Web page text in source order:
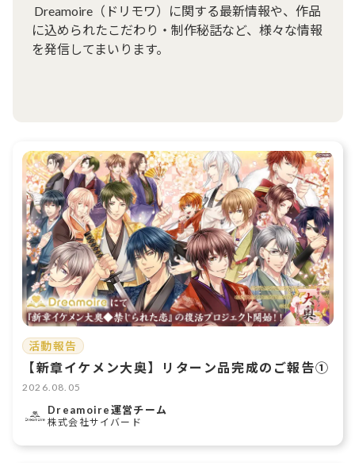
に込められたこだわり・制作秘話など、様々な情報
を発信してまいります。
活動報告
【新章イケメン大奥】リターン品完成のご報告①
2026.08.05
Dreamoire運営チーム
株式会社サイバード